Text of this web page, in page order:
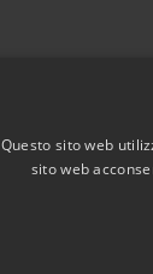
Questo sito web
sito web